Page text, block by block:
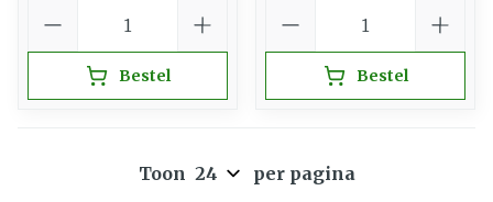
Bestel Bestel
Toon per pagina